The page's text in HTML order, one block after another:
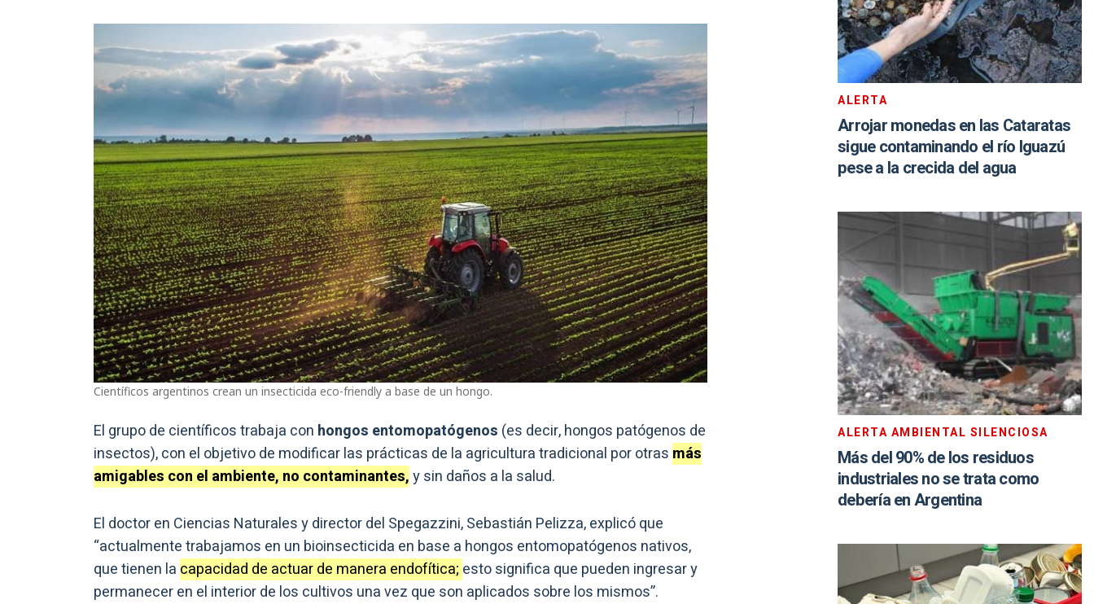
Científicos argentinos crean un insecticida eco-friendly a base de un hongo.
El grupo de científicos trabaja con hongos entomopatógenos (es decir, hongos patógenos de
insectos), con el objetivo de modificar las prácticas de la agricultura tradicional por otras más
amigables con el ambiente, no contaminantes,y sin daños a la salud.
El doctor en Ciencias Naturales y director del Spegazzini, Sebastián Pelizza, explicó que
“actualmente trabajamos en un bioinsecticida en base a hongos entomopatógenos nativos,
que tienen la capacidad de actuar de manera endofítica; esto significa que pueden ingresar y
permanecer en el interior de los cultivos una vez que son aplicados sobre los mismos”.
ALERTA
Arrojar monedas en las Cataratas
sigue contaminando el río Iguazú
pese a la crecida del agua
ALERTA AMBIENTAL SILENCIOSA
Más del 90% de los residuos
industriales no se trata como
debería en Argentina